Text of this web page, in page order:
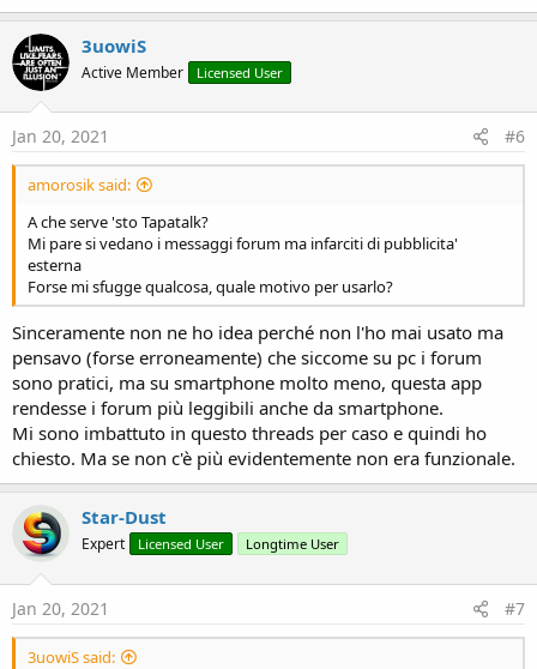
3uowiS
Active Member Licensed User
Jan 20, 2021 #6
amorosik said:
A che serve 'sto Tapatalk?
Mi pare si vedano i messaggi forum ma infarciti di pubblicita'
esterna
Forse mi sfugge qualcosa, quale motivo per usarlo?
Sinceramente non ne ho idea perché non l'ho mai usato ma
pensavo (forse erroneamente) che siccome su pc i forum
sono pratici, ma su smartphone molto meno, questa app
rendesse i forum più leggibili anche da smartphone.
Mi sono imbattuto in questo threads per caso e quindi ho
chiesto. Ma se non c'è più evidentemente non era funzionale.
Star-Dust
Expert Licensed User Longtime User
Jan 20, 2021 #7
3uowiS said: